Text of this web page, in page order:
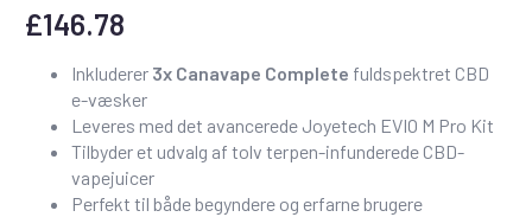
£146.78
Inkluderer 3x Canavape Complete fuldspektret CBD
e-væsker
Leveres med det avancerede Joyetech EVIO M Pro Kit
Tilbyder et udvalg af tolv terpen-infunderede CBD-
vapejuicer
Perfekt til både begyndere og erfarne brugere